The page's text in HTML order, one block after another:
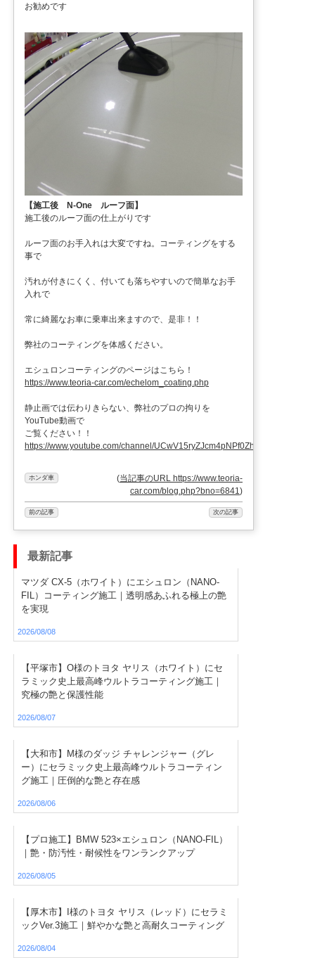
お勧めです
【施工後 N-One ルーフ面】
施工後のルーフ面の仕上がりです
ルーフ面のお手入れは大変ですね。コーティングをする
事で
汚れが付きにくく、付いても落ちやすいので簡単なお手
入れで
常に綺麗なお車に乗車出来ますので、是非！！
弊社のコーティングを体感ください。
エシュロンコーティングのページはこちら！
https://www.teoria-car.com/echelom_coating.php
静止画では伝わりきらない、弊社のプロの拘りを
YouTube動画で
ご覧ください！！
https://www.youtube.com/channel/UCwV15ryZJcm4pNPf0ZhXu9g
ホンダ車 (当記事のURL https://www.teoria-
car.com/blog.php?bno=6841)
前の記事 次の記事
最新記事
マツダ CX-5（ホワイト）にエシュロン（NANO-
FIL）コーティング施工｜透明感あふれる極上の艶
を実現
2026/08/08
【平塚市】O様のトヨタ ヤリス（ホワイト）にセ
ラミック史上最高峰ウルトラコーティング施工｜
究極の艶と保護性能
2026/08/07
【大和市】M様のダッジ チャレンジャー（グレ
ー）にセラミック史上最高峰ウルトラコーティン
グ施工｜圧倒的な艶と存在感
2026/08/06
【プロ施工】BMW 523×エシュロン（NANO-FIL）
｜艶・防汚性・耐候性をワンランクアップ
2026/08/05
【厚木市】I様のトヨタ ヤリス（レッド）にセラミ
ックVer.3施工｜鮮やかな艶と高耐久コーティング
2026/08/04